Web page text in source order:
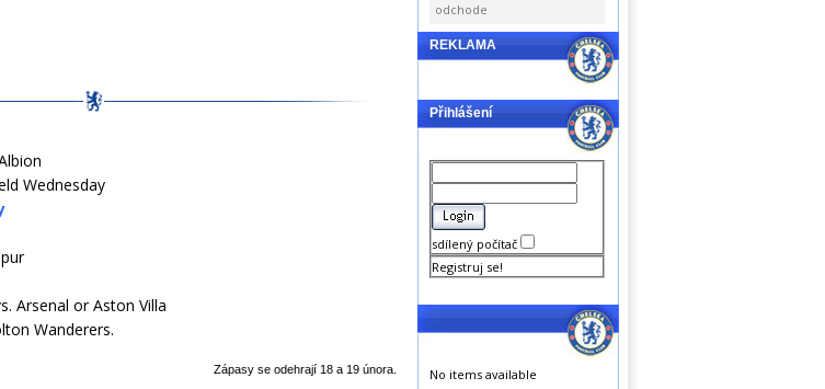
Wednesday
Arsenal or Aston Villa
Wanderers.
Zápasy se odehrají 18 a 19 února.
odchode
REKLAMA
Přihlášení
sdílený počítač
Registruj se!
No items available